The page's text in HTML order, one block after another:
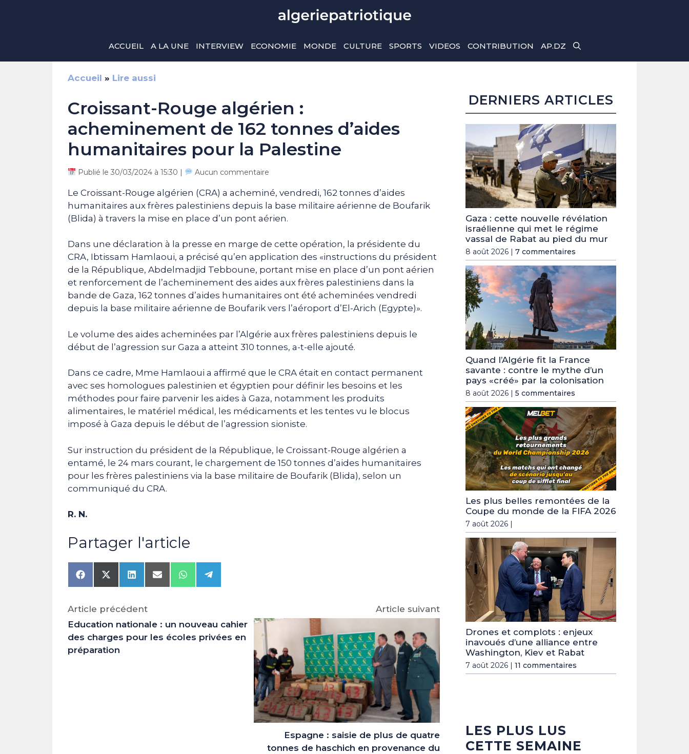
ACCUEIL A LA UNE INTERVIEW ECONOMIE MONDE CULTURE SPORTS VIDEOS CONTRIBUTION AP.DZ
Accueil » Lire aussi
Croissant-Rouge algérien :
acheminement de 162 tonnes d’aides
humanitaires pour la Palestine
Publié le 30/03/2024 à 15:30 | Aucun commentaire
Le Croissant-Rouge algérien (CRA) a acheminé, vendredi, 162 tonnes d’aides
humanitaires aux frères palestiniens depuis la base militaire aérienne de Boufarik
(Blida) à travers la mise en place d’un pont aérien.
Dans une déclaration à la presse en marge de cette opération, la présidente du
CRA, Ibtissam Hamlaoui, a précisé qu’en application des «instructions du président
de la République, Abdelmadjid Tebboune, portant mise en place d’un pont aérien
et renforcement de l’acheminement des aides aux frères palestiniens dans la
bande de Gaza, 162 tonnes d’aides humanitaires ont été acheminées vendredi
depuis la base militaire aérienne de Boufarik vers l’aéroport d’El-Arich (Egypte)».
Le volume des aides acheminées par l’Algérie aux frères palestiniens depuis le
début de l’agression sur Gaza a atteint 310 tonnes, a-t-elle ajouté.
Dans ce cadre, Mme Hamlaoui a affirmé que le CRA était en contact permanent
avec ses homologues palestinien et égyptien pour définir les besoins et les
méthodes pour faire parvenir les aides à Gaza, notamment les produits
alimentaires, le matériel médical, les médicaments et les tentes vu le blocus
imposé à Gaza depuis le début de l’agression sioniste.
Sur instruction du président de la République, le Croissant-Rouge algérien a
entamé, le 24 mars courant, le chargement de 150 tonnes d’aides humanitaires
pour les frères palestiniens via la base militaire de Boufarik (Blida), selon un
communiqué du CRA.
R. N.
Partager l'article
Share
on
Share
on
(Twitter)
Share
on
Share
on
Share
on
Share
on
Article précédent
Education nationale : un nouveau cahier
des charges pour les écoles privées en
préparation
Article suivant
Espagne : saisie de plus de quatre
tonnes de haschich en provenance du
DERNIERS ARTICLES
Gaza : cette nouvelle révélation
israélienne qui met le régime
vassal de Rabat au pied du mur
8 août 2026 | 7 commentaires
Quand l’Algérie fit la France
savante : contre le mythe d’un
pays «créé» par la colonisation
8 août 2026 | 5 commentaires
Les plus belles remontées de la
Coupe du monde de la FIFA 2026
7 août 2026 |
Drones et complots : enjeux
inavoués d’une alliance entre
Washington, Kiev et Rabat
7 août 2026 | 11 commentaires
LES PLUS LUS
CETTE SEMAINE